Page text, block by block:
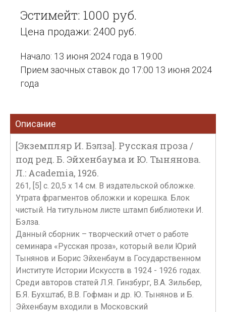
Эстимейт: 1000 руб.
Цена продажи: 2400 руб.
Начало: 13 июня 2024 года в 19:00
Прием заочных ставок до 17:00 13 июня 2024
года
Описание
[Экземпляр И. Бэлза]. Русская проза /
под ред. Б. Эйхенбаума и Ю. Тынянова.
Л.: Academia, 1926.
261, [5] с. 20,5 х 14 см. В издательской обложке.
Утрата фрагментов обложки и корешка. Блок
чистый. На титульном листе штамп библиотеки И.
Бэлза.
Данный сборник – творческий отчет о работе
семинара «Русская проза», который вели Юрий
Тынянов и Борис Эйхенбаум в Государственном
Институте Истории Искусств в 1924 - 1926 годах.
Среди авторов статей Л.Я. Гинзбург, В.А. Зильбер,
Б.Я. Бухштаб, В.В. Гофман и др. Ю. Тынянов и Б.
Эйхенбаум входили в Московский